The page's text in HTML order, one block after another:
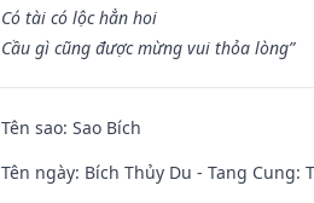
Có tài có lộc hẳn hoi
Cầu gì cũng được mừng vui thỏa lòng”
Tên sao: Sao Bích
Tên ngày: Bích Thủy Du - Tang Cung: